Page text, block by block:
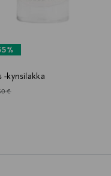
-kynsilakka
PricePrice
€